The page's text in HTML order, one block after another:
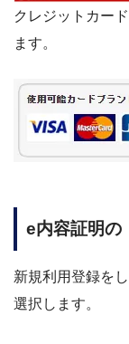
クレジットカー
ます。
e内容証明の
新規利用登録を
選択します。